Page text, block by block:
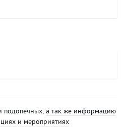
подопечных, а так же информацию
и мероприятиях